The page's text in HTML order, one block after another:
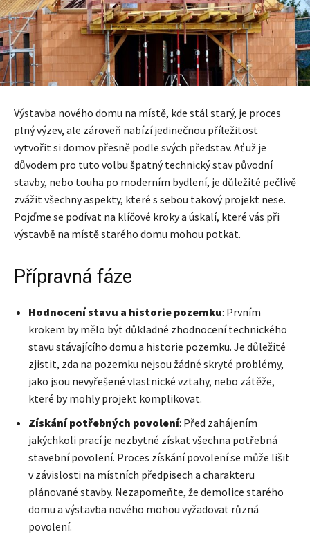
Výstavba nového domu na místě, kde stál starý, je proces
plný výzev, ale zároveň nabízí jedinečnou příležitost
vytvořit si domov přesně podle svých představ. Ať už je
důvodem pro tuto volbu špatný technický stav původní
stavby, nebo touha po moderním bydlení, je důležité pečlivě
zvážit všechny aspekty, které s sebou takový projekt nese.
Pojďme se podívat na klíčové kroky a úskalí, které vás při
výstavbě na místě starého domu mohou potkat.
Přípravná fáze
Hodnocení stavu a historie pozemku: Prvním
krokem by mělo být důkladné zhodnocení technického
stavu stávajícího domu a historie pozemku. Je důležité
zjistit, zda na pozemku nejsou žádné skryté problémy,
jako jsou nevyřešené vlastnické vztahy, nebo zátěže,
které by mohly projekt komplikovat.
Získání potřebných povolení: Před zahájením
jakýchkoli prací je nezbytné získat všechna potřebná
stavební povolení. Proces získání povolení se může lišit
v závislosti na místních předpisech a charakteru
plánované stavby. Nezapomeňte, že demolice starého
domu a výstavba nového mohou vyžadovat různá
povolení.